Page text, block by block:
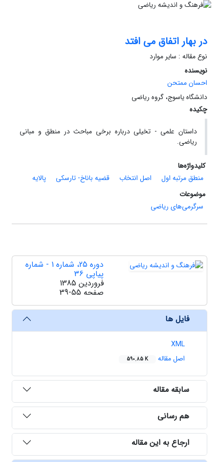
در بهار اتفاق می افتد
نوع مقاله : سایر موارد
نویسنده
احسان ممتحن
دانشگاه یاسوج، گروه ریاضی
چکیده
داستان علمی - تخیلی درباره برخی مباحث در منطق و مبانی
ریاضی.
کلیدواژه‌ها
منطق مرتبه اول
اصل انتخاب قضیه باناخ- تارسکی
پالایه
موضوعات
سرگرمی‌های ریاضی
دوره 25، شماره 1 - شماره
پیاپی 36
فروردین 1385
صفحه 39-55
فایل ها
XML
اصل مقاله
590.85 K
سابقه مقاله
هم رسانی
ارجاع به این مقاله